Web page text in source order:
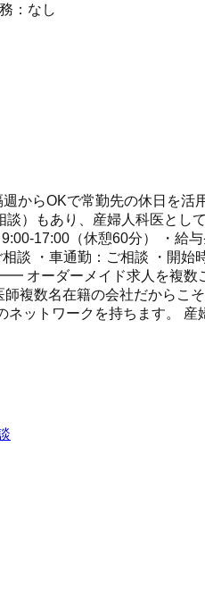
：なし
OKで常勤先の休日を活用
）もあり、産婦人科医と
17:00（休憩60分） ・給
談 ・車通勤：ご相談 ・開
ド求人を複数ご紹介い
複数名在籍の会社だから
ットワークを持ちます。